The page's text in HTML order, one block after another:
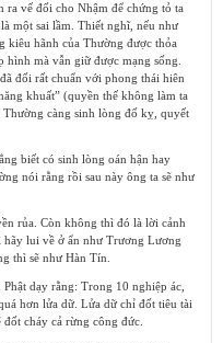
vế đối cho Nhậm để chứng tỏ ta
một sai lầm. Thiết nghĩ, nếu như
kiêu hãnh của Thường được thỏa
hình mà vẫn giữ được mạng sống.
đối rất chuẩn với phong thái hiên
khuất” (quyền thế không làm ta
càng sinh lòng đố kỵ, quyết
biết có sinh lòng oán hận hay
nói rằng rồi sau này ông ta sẽ như
rủa. Còn không thì đó là lời cảnh
lui về ở ẩn như Trương Lương
thì sẽ như Hàn Tín.
dạy rằng: Trong 10 nghiệp ác,
hơn lửa dữ. Lửa dữ chỉ đốt tiêu tài
đốt cháy cả rừng công đức.